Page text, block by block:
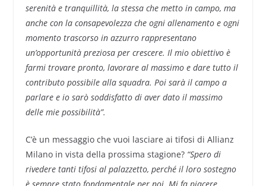
serenità e tranquillità, la stessa che metto in campo, ma
anche con la consapevolezza che ogni allenamento e ogni
momento trascorso in azzurro rappresentano
un’opportunità preziosa per crescere. Il mio obiettivo è
farmi trovare pronto, lavorare al massimo e dare tutto il
contributo possibile alla squadra. Poi sarà il campo a
parlare e io sarò soddisfatto di aver dato il massimo
delle mie possibilità”.
C’è un messaggio che vuoi lasciare ai tifosi di Allianz
Milano in vista della prossima stagione? “Spero di
rivedere tanti tifosi al palazzetto, perché il loro sostegno